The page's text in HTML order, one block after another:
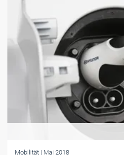
Mobilität | Mai 2018